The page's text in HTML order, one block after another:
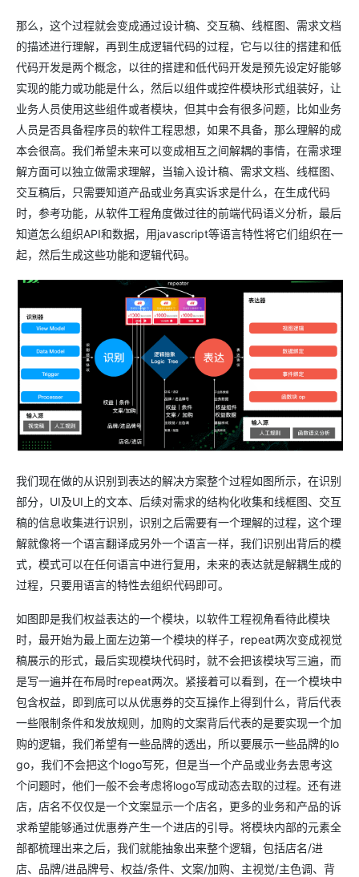
那么，这个过程就会变成通过设计稿、交互稿、线框图、需求文档
的描述进行理解，再到生成逻辑代码的过程，它与以往的搭建和低
代码开发是两个概念，以往的搭建和低代码开发是预先设定好能够
实现的能力或功能是什么，然后以组件或控件模块形式组装好，让
业务人员使用这些组件或者模块，但其中会有很多问题，比如业务
人员是否具备程序员的软件工程思想，如果不具备，那么理解的成
本会很高。我们希望未来可以变成相互之间解耦的事情，在需求理
解方面可以独立做需求理解，当输入设计稿、需求文档、线框图、
交互稿后，只需要知道产品或业务真实诉求是什么，在生成代码
时，参考功能，从软件工程角度做过往的前端代码语义分析，最后
知道怎么组织API和数据，用javascript等语言特性将它们组织在一
起，然后生成这些功能和逻辑代码。
我们现在做的从识别到表达的解决方案整个过程如图所示，在识别
部分，UI及UI上的文本、后续对需求的结构化收集和线框图、交互
稿的信息收集进行识别，识别之后需要有一个理解的过程，这个理
解就像将一个语言翻译成另外一个语言一样，我们识别出背后的模
式，模式可以在任何语言中进行复用，未来的表达就是解耦生成的
过程，只要用语言的特性去组织代码即可。
如图即是我们权益表达的一个模块，以软件工程视角看待此模块
时，最开始为最上面左边第一个模块的样子，repeat两次变成视觉
稿展示的形式，最后实现模块代码时，就不会把该模块写三遍，而
是写一遍并在布局时repeat两次。紧接着可以看到，在一个模块中
包含权益，即到底可以从优惠券的交互操作上得到什么，背后代表
一些限制条件和发放规则，加购的文案背后代表的是要实现一个加
购的逻辑，我们希望有一些品牌的透出，所以要展示一些品牌的lo
go，我们不会把这个logo写死，但是当一个产品或业务去思考这
个问题时，他们一般不会考虑将logo写成动态去取的过程。还有进
店，店名不仅仅是一个文案显示一个店名，更多的业务和产品的诉
求希望能够通过优惠券产生一个进店的引导。将模块内部的元素全
部都梳理出来之后，我们就能抽象出来整个逻辑，包括店名/进
店、品牌/进品牌号、权益/条件、文案/加购、主视觉/主色调、背